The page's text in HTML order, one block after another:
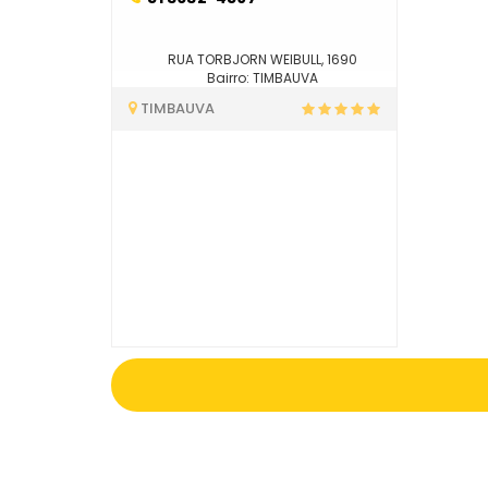
RUA TORBJORN WEIBULL, 1690
Bairro: TIMBAUVA
TIMBAUVA